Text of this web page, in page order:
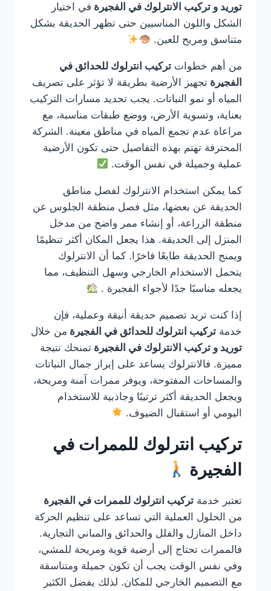
توريد و تركيب الانترلوك في الفجيرة في اختيار
الشكل واللون المناسبين حتى تظهر الحديقة بشكل
متناسق ومريح للعين.
من أهم خطوات تركيب انترلوك للحدائق في
الفجيرة تجهيز الأرضية بطريقة لا تؤثر على تصريف
المياه أو نمو النباتات. يجب تحديد مسارات التركيب
بعناية، وتسوية الأرض، ووضع طبقات مناسبة، مع
مراعاة عدم تجمع المياه في مناطق معينة. الشركة
المحترفة تهتم بهذه التفاصيل حتى تكون الأرضية
عملية وجميلة في نفس الوقت.
كما يمكن استخدام الانترلوك لفصل مناطق
الحديقة عن بعضها، مثل فصل منطقة الجلوس عن
منطقة الزراعة، أو إنشاء ممر واضح من مدخل
المنزل إلى الحديقة. هذا يجعل المكان أكثر تنظيمًا
ويمنح الحديقة طابعًا فاخرًا. كما أن الانترلوك
يتحمل الاستخدام الخارجي وسهل التنظيف، مما
يجعله مناسبًا جدًا لأجواء الفجيرة .
إذا كنت تريد تصميم حديقة أنيقة وعملية، فإن
خدمة تركيب انترلوك للحدائق في الفجيرة من خلال
توريد و تركيب الانترلوك في الفجيرة تمنحك نتيجة
مميزة. فالانترلوك يساعد على إبراز جمال النباتات
والمساحات المفتوحة، ويوفر ممرات آمنة ومريحة،
ويجعل الحديقة أكثر ترتيبًا وجاذبية للاستخدام
اليومي أو استقبال الضيوف.
تركيب انترلوك للممرات في
الفجيرة
تعتبر خدمة تركيب انترلوك للممرات في الفجيرة
من الحلول العملية التي تساعد على تنظيم الحركة
داخل المنازل والفلل والحدائق والمباني التجارية.
فالممرات تحتاج إلى أرضية قوية ومريحة للمشي،
وفي نفس الوقت يجب أن تكون جميلة ومتناسقة
مع التصميم الخارجي للمكان. لذلك يفضل الكثير